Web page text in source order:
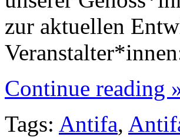
zur aktuellen
Continue reading
Tags: Antifa,